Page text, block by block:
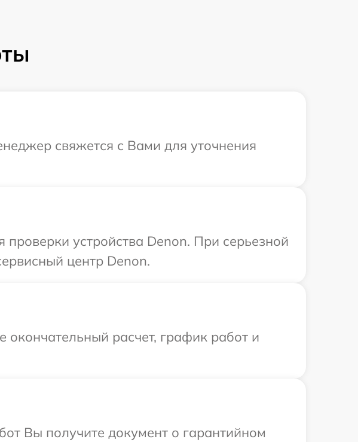
свяжется с Вами для уточнения
устройства Denon. При серьезной
центр Denon.
расчет, график работ и
Вы получите документ о гарантийном